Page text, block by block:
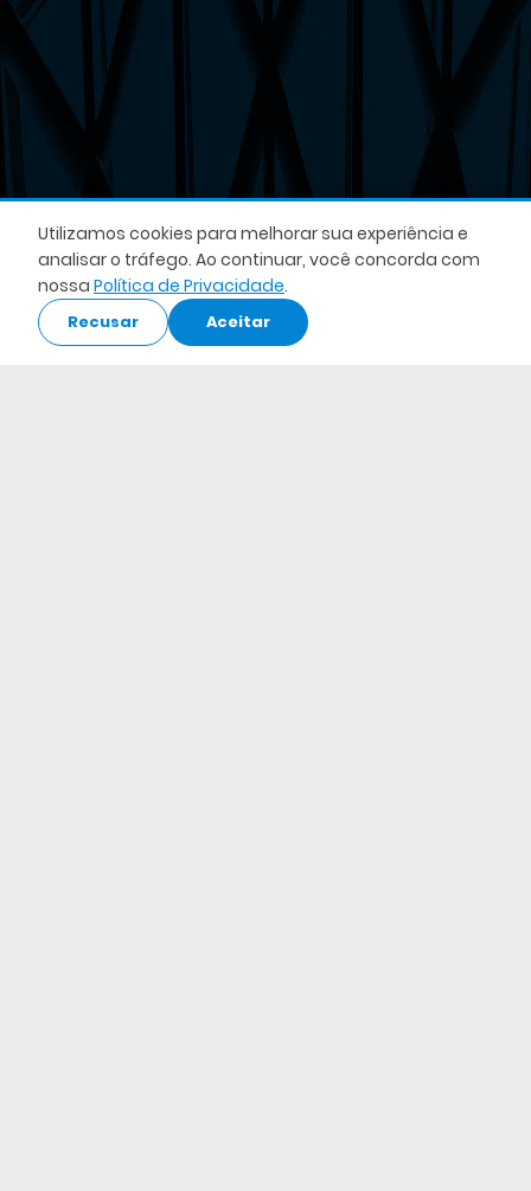
Acesse o Webapp
Utilizamos cookies para melhorar sua experiência e
analisar o tráfego. Ao continuar, você concorda com
nossa Política de Privacidade.
Recusar Aceitar